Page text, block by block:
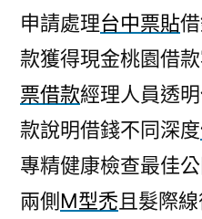
申請處理台中票貼
款獲得現金桃園借
票借款經理人員透
款說明借錢不同深度
專精健康檢查最佳
兩側 M型禿且髮際